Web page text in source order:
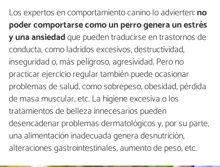
Los expertos en comportamiento canino lo advierten:no
poder comportarse como un perro genera un estrés
y una ansiedadque pueden traducirse en trastornos de
conducta, como ladridos excesivos, destructividad,
inseguridad o, más peligroso, agresividad. Pero no
practicar ejercicio regular también puede ocasionar
problemas de salud, como sobrepeso, obesidad, pérdida
de masa muscular, etc. La higiene excesiva o los
tratamientos de belleza innecesarios pueden
desencadenar problemas dermatológicos y, por su parte,
una alimentación inadecuada genera desnutrición,
alteraciones gastrointestinales, aumento de peso, etc.